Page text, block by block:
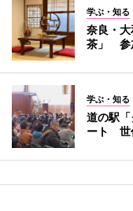
学ぶ・知る
奈良・
茶」 参
学ぶ・知る
道の駅
ート 世